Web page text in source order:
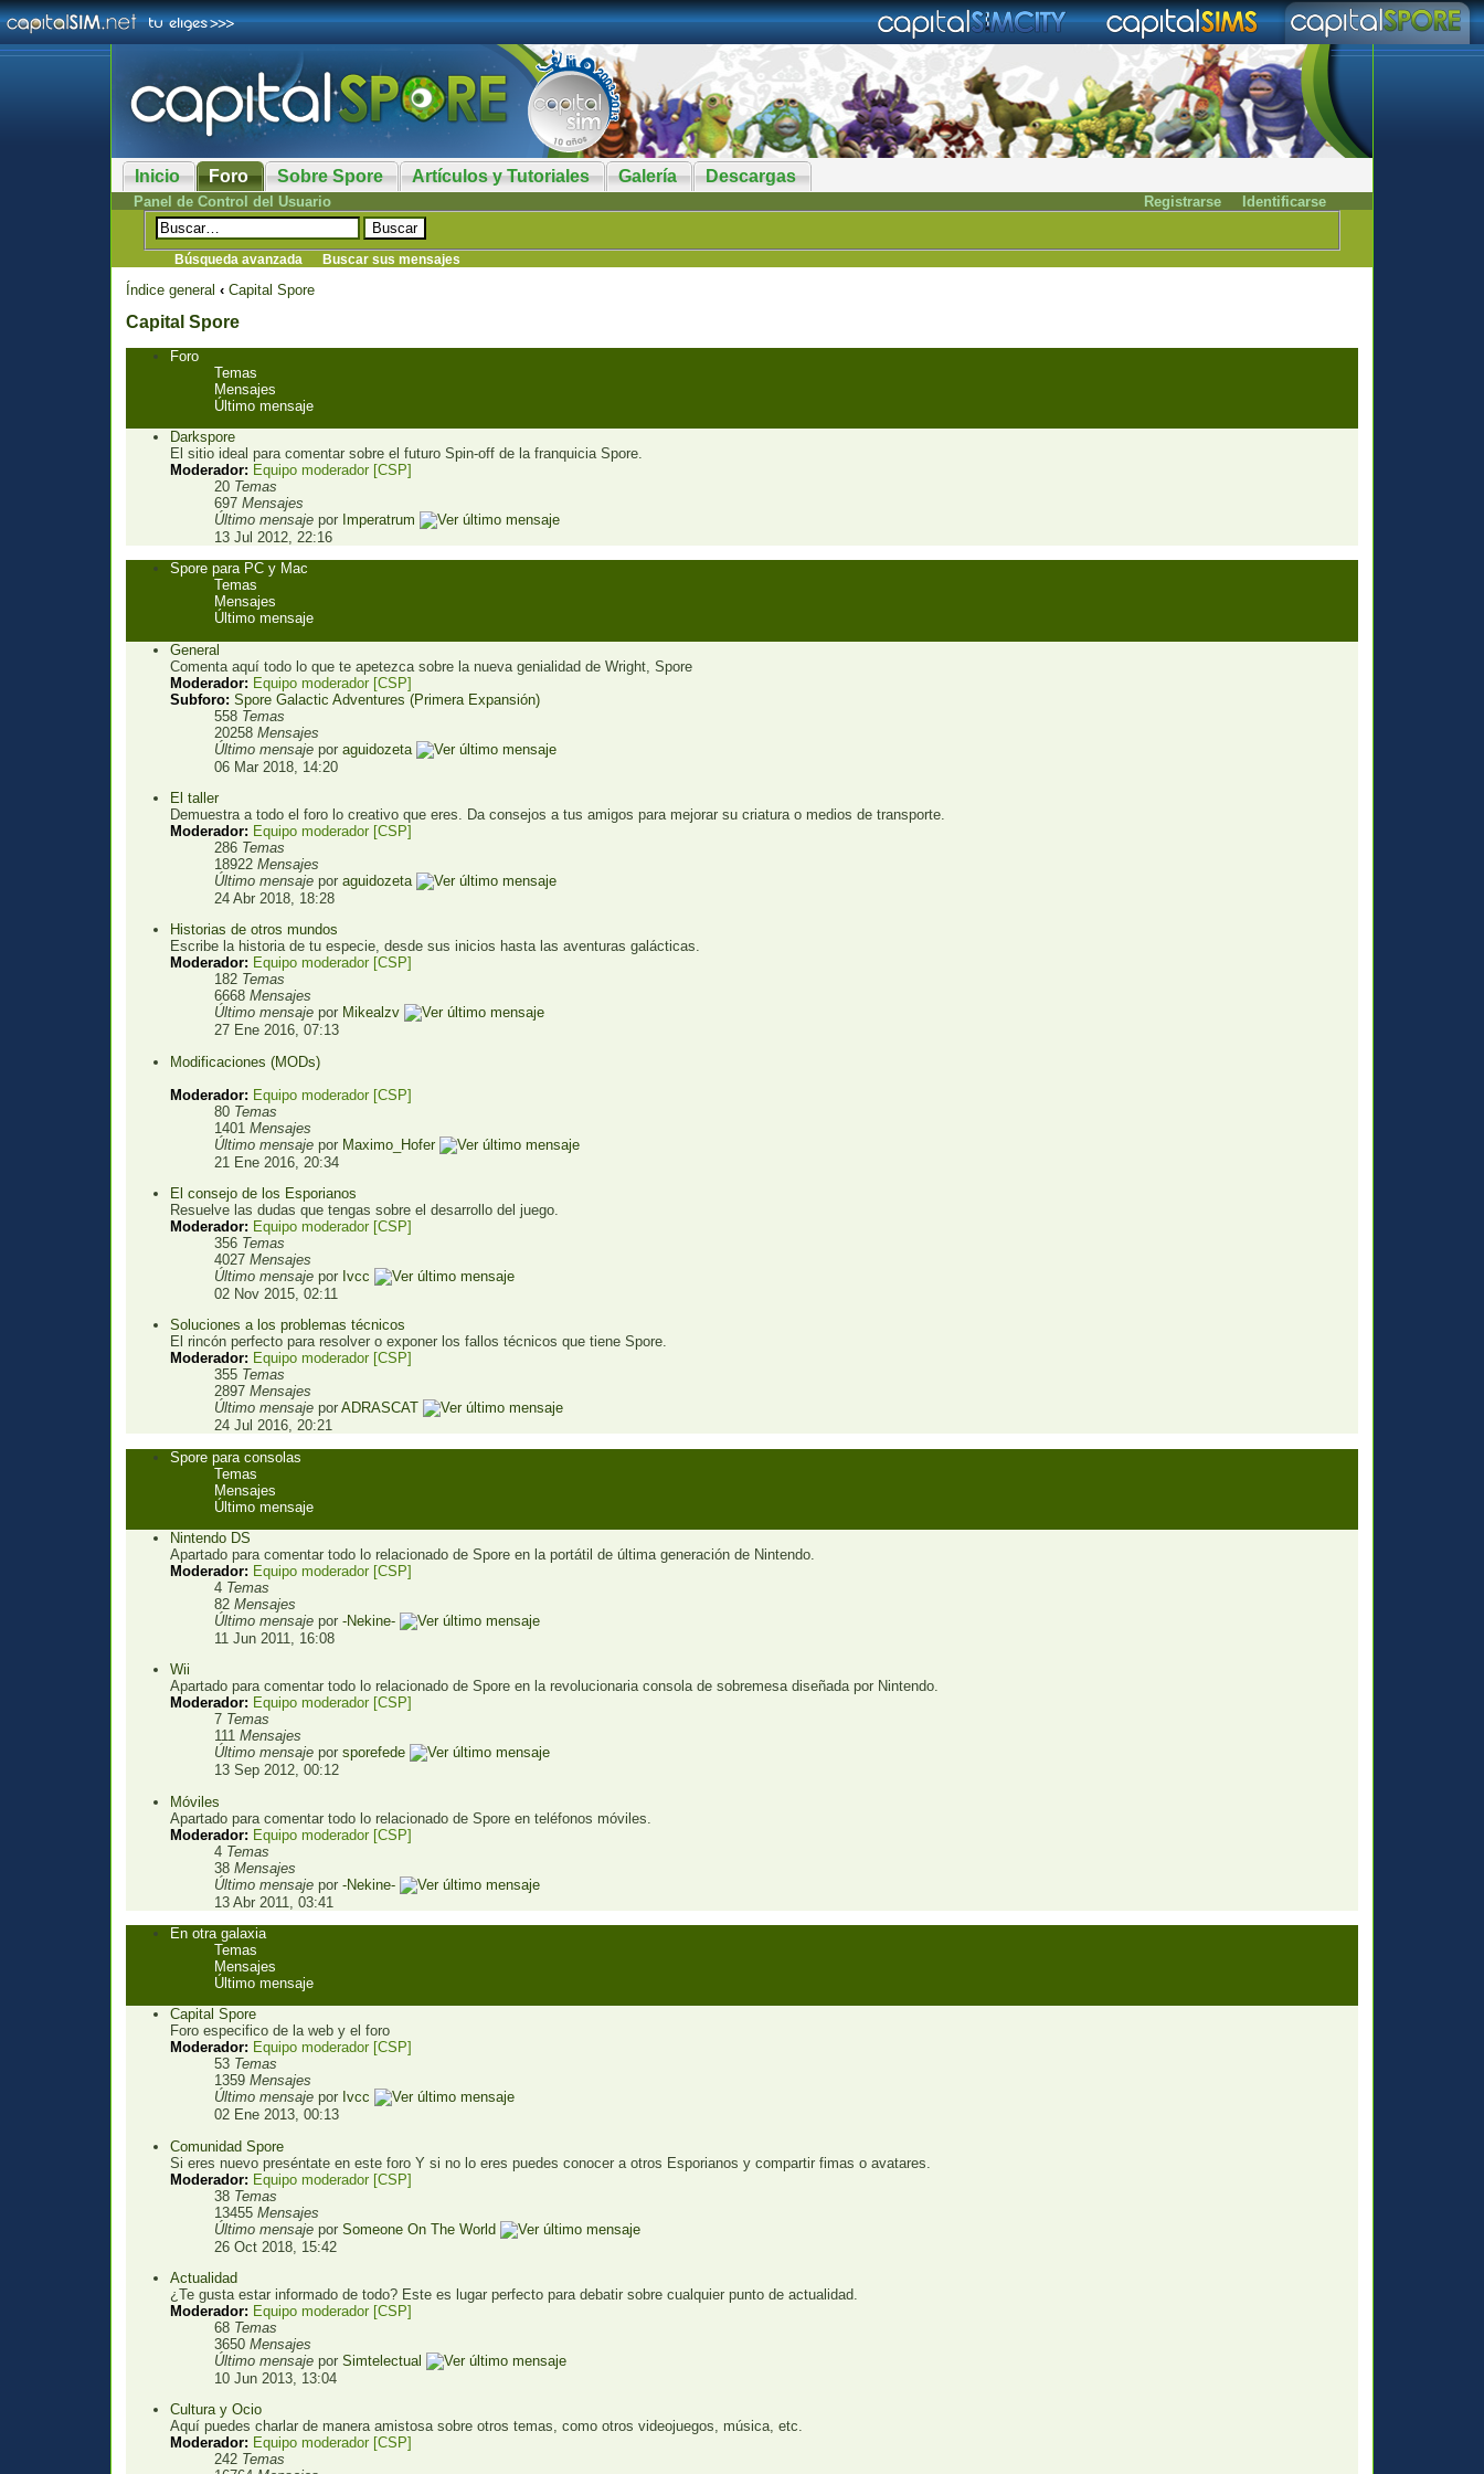
Inicio Foro Sobre Spore Artículos y Tutoriales Galería Descargas
Registrarse Identificarse
Panel de Control del Usuario
Búsqueda avanzada Buscar sus mensajes
Índice general ‹ Capital Spore
Capital Spore
Foro
Temas
Mensajes
Último mensaje
Darkspore
El sitio ideal para comentar sobre el futuro Spin-off de la franquicia Spore.
Moderador: Equipo moderador [CSP]
20 Temas
697Mensajes
Último mensaje por Imperatrum
13 Jul 2012, 22:16
Spore para PC y Mac
Temas
Mensajes
Último mensaje
General
Comenta aquí todo lo que te apetezca sobre la nueva genialidad de Wright, Spore
Moderador: Equipo moderador [CSP]
Subforo:Spore Galactic Adventures (Primera Expansión)
558 Temas
20258Mensajes
Último mensaje poraguidozeta
06 Mar 2018, 14:20
El taller
Demuestra a todo el foro lo creativo que eres. Da consejos a tus amigos para mejorar su criatura o medios de transporte.
Moderador: Equipo moderador [CSP]
286 Temas
18922Mensajes
Último mensaje poraguidozeta
24 Abr 2018, 18:28
Historias de otros mundos
Escribe la historia de tu especie, desde sus inicios hasta las aventuras galácticas.
Moderador: Equipo moderador [CSP]
182 Temas
6668Mensajes
Último mensaje por Mikealzv
27 Ene 2016, 07:13
Modificaciones (MODs)
Moderador: Equipo moderador [CSP]
80 Temas
1401Mensajes
Último mensaje por Maximo_Hofer
21 Ene 2016, 20:34
El consejo de los Esporianos
Resuelve las dudas que tengas sobre el desarrollo del juego.
Moderador: Equipo moderador [CSP]
356 Temas
4027Mensajes
Último mensaje por Ivcc
02 Nov 2015, 02:11
Soluciones a los problemas técnicos
El rincón perfecto para resolver o exponer los fallos técnicos que tiene Spore.
Moderador: Equipo moderador [CSP]
355 Temas
2897Mensajes
Último mensaje porADRASCAT
24 Jul 2016, 20:21
Spore para consolas
Temas
Mensajes
Último mensaje
Nintendo DS
Apartado para comentar todo lo relacionado de Spore en la portátil de última generación de Nintendo.
Moderador: Equipo moderador [CSP]
4 Temas
82Mensajes
Último mensaje por-Nekine-
11 Jun 2011, 16:08
Wii
Apartado para comentar todo lo relacionado de Spore en la revolucionaria consola de sobremesa diseñada por Nintendo.
Moderador: Equipo moderador [CSP]
7 Temas
111Mensajes
Último mensaje porsporefede
13 Sep 2012, 00:12
Móviles
Apartado para comentar todo lo relacionado de Spore en teléfonos móviles.
Moderador: Equipo moderador [CSP]
4 Temas
38Mensajes
Último mensaje por-Nekine-
13 Abr 2011, 03:41
En otra galaxia
Temas
Mensajes
Último mensaje
Capital Spore
Foro especifico de la web y el foro
Moderador: Equipo moderador [CSP]
53 Temas
1359Mensajes
Último mensaje por Ivcc
02 Ene 2013, 00:13
Comunidad Spore
Si eres nuevo preséntate en este foro Y si no lo eres puedes conocer a otros Esporianos y compartir fimas o avatares.
Moderador: Equipo moderador [CSP]
38 Temas
13455Mensajes
Último mensaje porSomeone On The World
26 Oct 2018, 15:42
Actualidad
¿Te gusta estar informado de todo? Este es lugar perfecto para debatir sobre cualquier punto de actualidad.
Moderador: Equipo moderador [CSP]
68 Temas
3650Mensajes
Último mensaje porSimtelectual
10 Jun 2013, 13:04
Cultura y Ocio
Aquí puedes charlar de manera amistosa sobre otros temas, como otros videojuegos, música, etc.
Moderador: Equipo moderador [CSP]
242 Temas